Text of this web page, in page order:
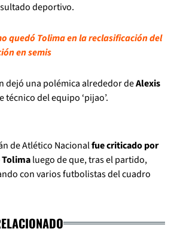
deportivo.
quedó Tolima en la reclasificación del
en semis
dejó una polémica alrededor deAlexis
técnico del equipo ‘pijao’.
de Atlético Nacionalfue criticado por
Tolimaluego de que, tras el partido,
con varios futbolistas del cuadro